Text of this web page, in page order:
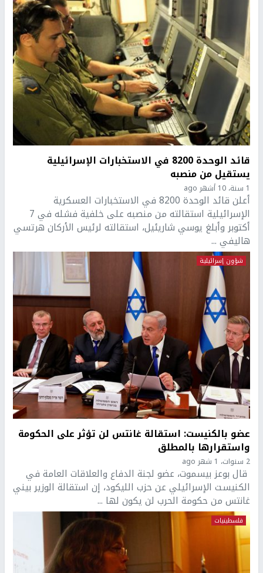
قائد الوحدة 8200 في الاستخبارات الإسرائيلية
يستقيل من منصبه
1 سنة، 10 أشهر ago
أعلن قائد الوحدة 8200 في الاستخبارات العسكرية
الإسرائيلية استقالته من منصبه على خلفية فشله في 7
أكتوبر وأبلغ يوسي شاريئيل، استقالته لرئيس الأركان هرتسي
هاليفي ...
شؤون إسرائيلية
عضو بالكنيست: استقالة غانتس لن تؤثر على الحكومة
واستقرارها بالمطلق
2 سنوات، 1 شهر ago
قال بوعز بيسموت، عضو لجنة الدفاع والعلاقات العامة في
الكنيست الإسرائيلي عن حزب الليكود، إن استقالة الوزير بيني
غانتس من حكومة الحرب لن يكون لها ...
فلسطينيات